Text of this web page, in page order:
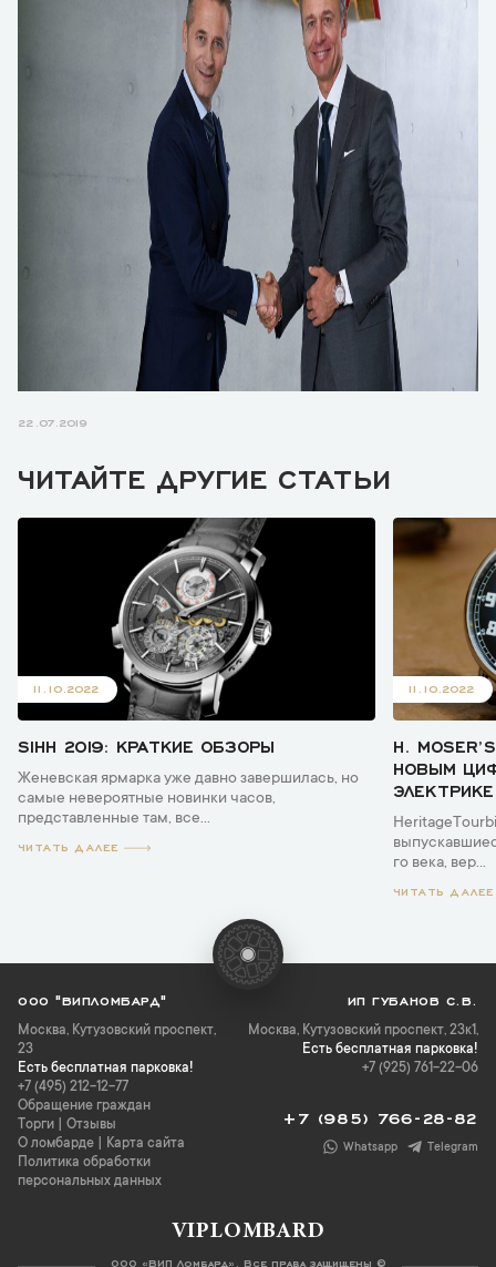
22.07.2019
ЧИТАЙТЕ ДРУГИЕ СТАТЬИ
11.10.2022
SIHH 2019: КРАТКИЕ ОБЗОРЫ
Женевская ярмарка уже давно завершилась, но
самые невероятные новинки часов,
представленные там, все...
ЧИТАТЬ ДАЛЕЕ
11.10.2022
H.
НОВЫМ
ЭЛЕКТРИКЕ
го века, вер...
ЧИТАТЬ ДАЛЕЕ
ООО "ВИПЛОМБАРД"
Москва, Кутузовский проспект,
23
Есть бесплатная парковка!
+7 (495) 212-12-77
Обращение граждан
Торги
Отзывы
О ломбарде
Карта сайта
Политика обработки
персональных данных
ИП ГУБАНОВ С.В.
Москва, Кутузовский проспект, 23к1,
Есть бесплатная парковка!
+7 (925) 761-22-06
+7 (985) 766-28-82
Whatsapp Telegram
VIPLOMBARD
ООО «ВИП Ломбард». Все права защищены ©